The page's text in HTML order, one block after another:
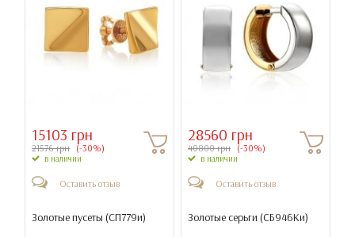
15103 грн
21576 грн (-30%)
в наличии
Оставить отзыв
Золотые пусеты (СП779и)
28560 грн
40800 грн (-30%)
в наличии
Оставить отзыв
Золотые серьги (СБ946Ки)